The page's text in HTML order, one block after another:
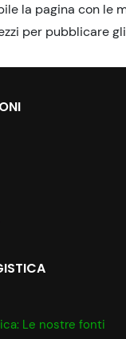
la pagina con le
per pubblicare
Le nostre fonti